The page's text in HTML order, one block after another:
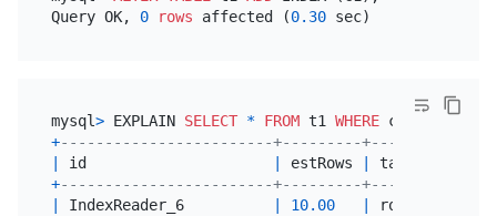
Query OK, 0 rows affected (0.30
mysql> EXPLAIN SELECT * FROM t1 WHERE c1
;
+------------------------+---------+-----------
id estRows task
+------------------------+---------+-----------
IndexReader_6 10.00 root